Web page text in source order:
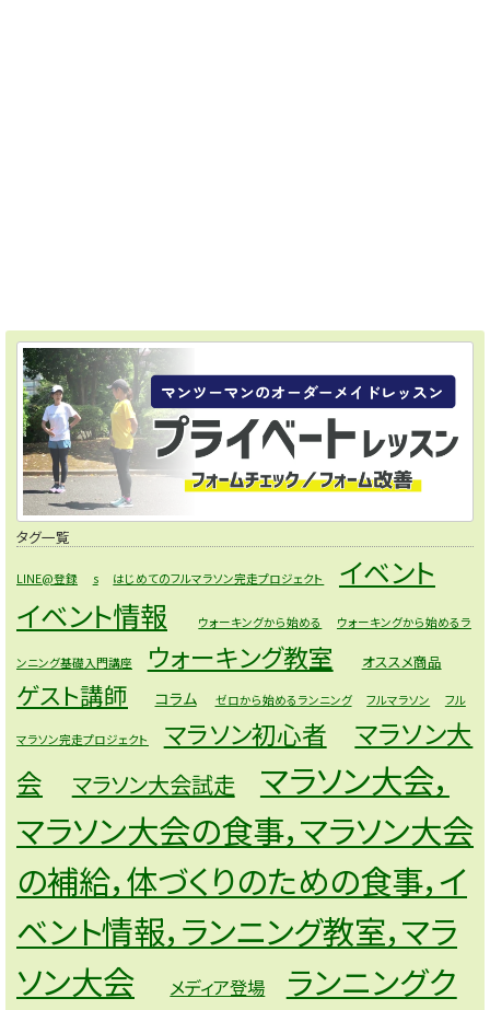
タグ一覧
LINE@登録 s はじめてのフルマラソン完走プロジェクト
イベント
イベント情報
ウォーキングから始める ウォーキングから始めるラ
ンニング基礎入門講座 ウォーキング教室 オススメ商品
ゲスト講師 コラム ゼロから始めるランニング フルマラソン フル
マラソン完走プロジェクト マラソン初心者
マラソン大
会
マラソン大会試走
マラソン大会，
マラソン大会の食事，マラソン大会
の補給，体づくりのための食事，イ
ベント情報，ランニング教室，マラ
ソン大会
メディア登場
ランニングク